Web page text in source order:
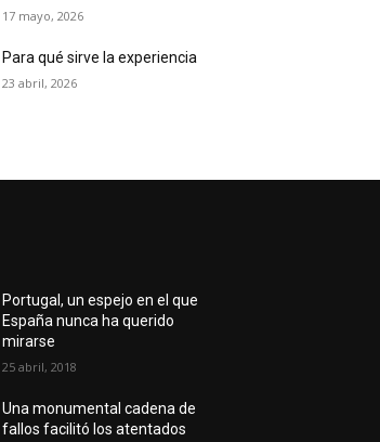
17 mayo, 2026
Para qué sirve la experiencia
23 abril, 2026
Portugal, un espejo en el que
España nunca ha querido
mirarse
25 abril, 2018
Una monumental cadena de
fallos facilitó los atentados